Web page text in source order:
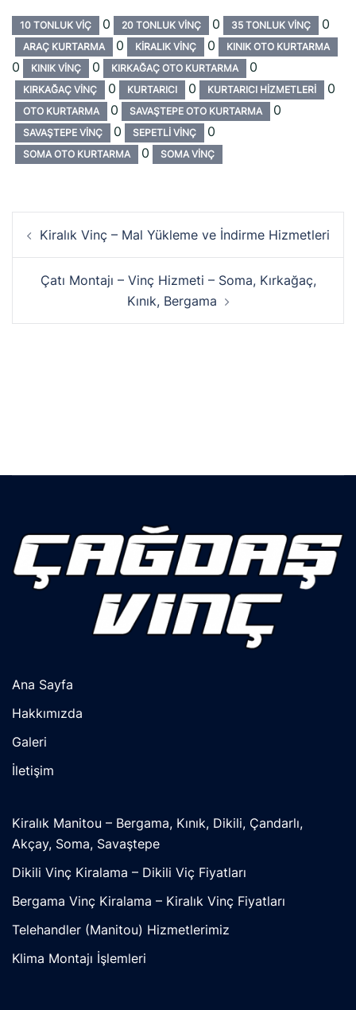
10 TONLUK VIÇ 0 20 TONLUK VINÇ 0 35 TONLUK VINÇ 0
ARAÇ KURTARMA 0 KIRALIK VINÇ 0 KINIK OTO KURTARMA
0 KINIK VINÇ 0 KIRKAĞAÇ OTO KURTARMA 0
KIRKAĞAÇ VINÇ 0 KURTARICI 0 KURTARICI HIZMETLERI 0
OTO KURTARMA 0 SAVAŞTEPE OTO KURTARMA 0
SAVAŞTEPE VINÇ 0 SEPETLI VINÇ 0
SOMA OTO KURTARMA 0 SOMA VINÇ
Yazı
dolaşımı
Kiralık Vinç – Mal Yükleme ve İndirme Hizmetleri
Çatı Montajı – Vinç Hizmeti – Soma, Kırkağaç,
Kınık, Bergama
Ana Sayfa
Hakkımızda
Galeri
İletişim
Kiralık Manitou – Bergama, Kınık, Dikili, Çandarlı,
Akçay, Soma, Savaştepe
Dikili Vinç Kiralama – Dikili Viç Fiyatları
Bergama Vinç Kiralama – Kiralık Vinç Fiyatları
Telehandler (Manitou) Hizmetlerimiz
Klima Montajı İşlemleri